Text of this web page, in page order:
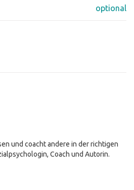
optional
und coacht andere in der richtigen
Coach und Autorin.